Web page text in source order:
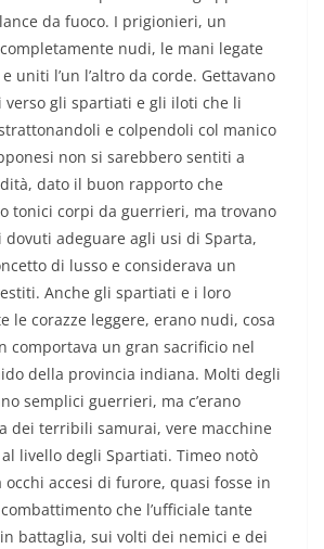
da fuoco. I prigionieri, un
nudi, le mani legate
uniti l’un l’altro da corde. Gettavano
gli spartiati e gli iloti che li
e colpendoli col manico
non si sarebbero sentiti a
dato il buon rapporto che
tonici corpi da guerrieri, ma trovano
adeguare agli usi di Sparta,
di lusso e considerava un
Anche gli spartiati e i loro
le corazze leggere, erano nudi, cosa
comportava un gran sacrificio nel
della provincia indiana. Molti degli
semplici guerrieri, ma c’erano
dei terribili samurai, vere macchine
livello degli Spartiati. Timeo notò
occhi accesi di furore, quasi fosse in
che l’ufficiale tante
battaglia, sui volti dei nemici e dei